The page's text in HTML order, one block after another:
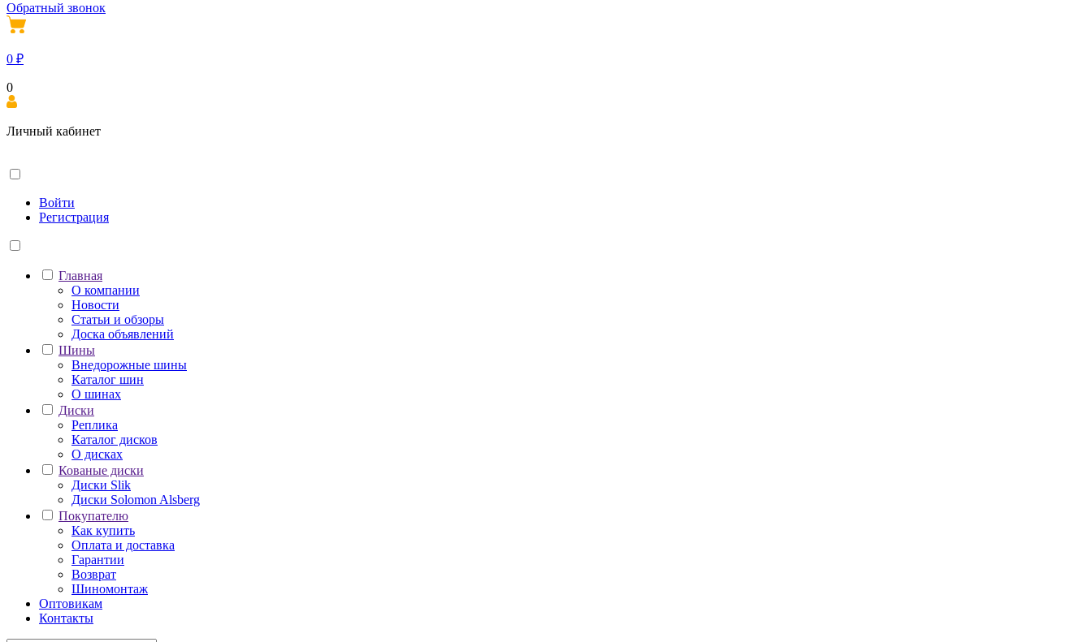
Обратный звонок
0 ₽
0
Личный кабинет
Войти
Регистрация
Главная
О компании
Новости
Статьи и обзоры
Доска объявлений
Шины
Внедорожные шины
Каталог шин
О шинах
Диски
Реплика
Каталог дисков
О дисках
Кованые диски
Диски Slik
Диски Solomon Alsberg
Покупателю
Как купить
Оплата и доставка
Гарантии
Возврат
Шиномонтаж
Оптовикам
Контакты